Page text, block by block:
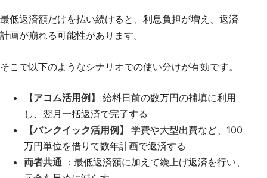
最低返済額だけを払い続けると、利息負担が増え、返済
計画が崩れる可能性があります。
そこで以下のようなシナリオでの使い分けが有効です。
【アコム活用例】
給料日前の数万円の補填に利用
し、翌月一括返済で完了する
【バンクイック活用例】
学費や大型出費など、100
万円単位を借りて数年計画で返済する
両者共通 ：最低返済額に加えて繰上げ返済を行い、